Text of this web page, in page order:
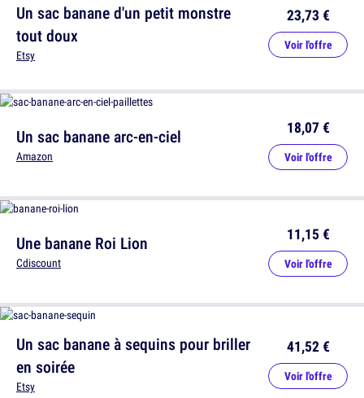
Un sac banane arc-en-ciel
Amazon
18,07 €
Voir l'offre
Un sac banane à sequins pour briller
en soirée
Etsy
41,52 €
Voir l'offre
Un sac banane d'un petit monstre
tout doux
Etsy
23,73 €
Voir l'offre
Une banane Roi Lion
Cdiscount
11,15 €
Voir l'offre